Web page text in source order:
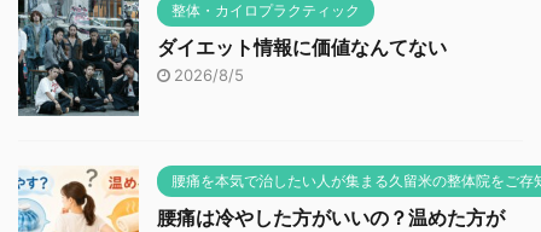
整体・カイロプラクティック
ダイエット情報に価値なんてない
2026/8/5
腰痛を本気で治したい人が集まる久留米の整体院をご存
腰痛は冷やした方がいいの？温めた方が